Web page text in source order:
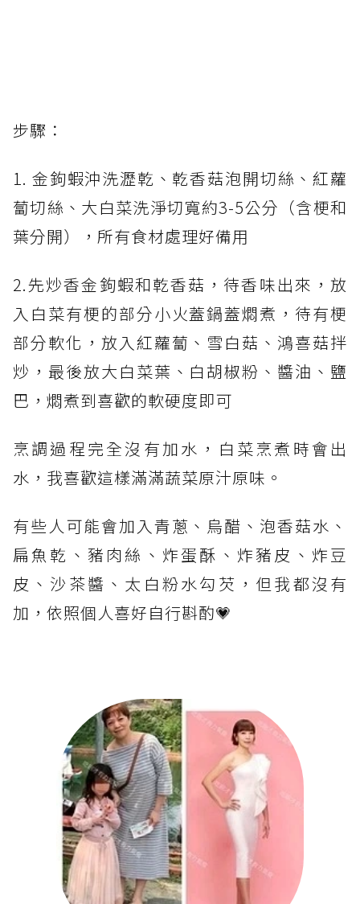
步驟：
1. 金鉤蝦沖洗瀝乾、乾香菇泡開切絲、紅蘿
蔔切絲、大白菜洗淨切寬約3-5公分（含梗和
葉分開），所有食材處理好備用
2.先炒香金鉤蝦和乾香菇，待香味出來，放
入白菜有梗的部分小火蓋鍋蓋燜煮，待有梗
部分軟化，放入紅蘿蔔、雪白菇、鴻喜菇拌
炒，最後放大白菜葉、白胡椒粉、醬油、鹽
巴，燜煮到喜歡的軟硬度即可
烹調過程完全沒有加水，白菜烹煮時會出
水，我喜歡這樣滿滿蔬菜原汁原味。
有些人可能會加入青蔥、烏醋、泡香菇水、
扁魚乾、豬肉絲、炸蛋酥、炸豬皮、炸豆
皮、沙茶醬、太白粉水勾芡，但我都沒有
加，依照個人喜好自行斟酌💗